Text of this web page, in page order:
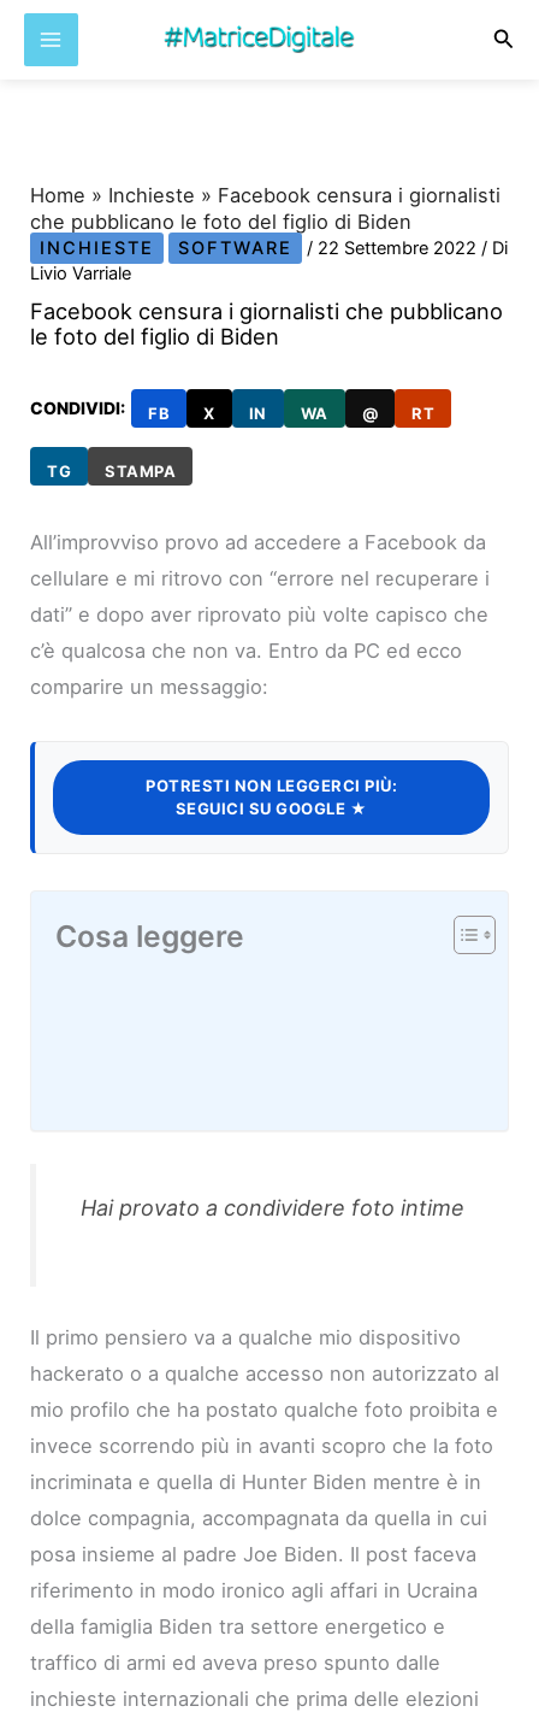
Home » Inchieste » Facebook censura i giornalisti
che pubblicano le foto del figlio di Biden
INCHIESTE SOFTWARE / 22 Settembre 2022/ Di
Livio Varriale
Facebook censura i giornalisti che pubblicano
le foto del figlio di Biden
CONDIVIDI: FB X IN WA @ RT
TG STAMPA
All’improvviso provo ad accedere a Facebook da
cellulare e mi ritrovo con “errore nel recuperare i
dati” e dopo aver riprovato più volte capisco che
c’è qualcosa che non va. Entro da PC ed ecco
comparire un messaggio:
POTRESTI NON LEGGERCI PIÙ:
SEGUICI SU GOOGLE ★
Cosa leggere
Hai provato a condividere foto intime
Il primo pensiero va a qualche mio dispositivo
hackerato o a qualche accesso non autorizzato al
mio profilo che ha postato qualche foto proibita e
invece scorrendo più in avanti scopro che la foto
incriminata e quella di Hunter Biden mentre è in
dolce compagnia, accompagnata da quella in cui
posa insieme al padre Joe Biden. Il post faceva
riferimento in modo ironico agli affari in Ucraina
della famiglia Biden tra settore energetico e
traffico di armi ed aveva preso spunto dalle
inchieste internazionali che prima delle elezioni